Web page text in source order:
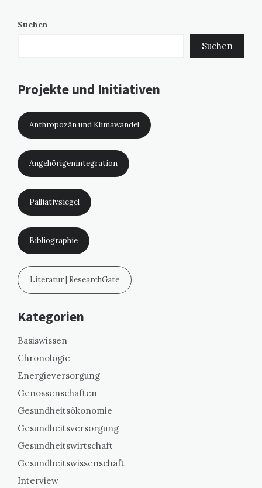
Suchen
Suchen
Projekte und Initiativen
Anthropozän und Klimawandel
Angehörigenintegration
Palliativsiegel
Bibliographie
Literatur | ResearchGate
Kategorien
Basiswissen
Chronologie
Energieversorgung
Genossenschaften
Gesundheitsökonomie
Gesundheitsversorgung
Gesundheitswirtschaft
Gesundheitswissenschaft
Interview